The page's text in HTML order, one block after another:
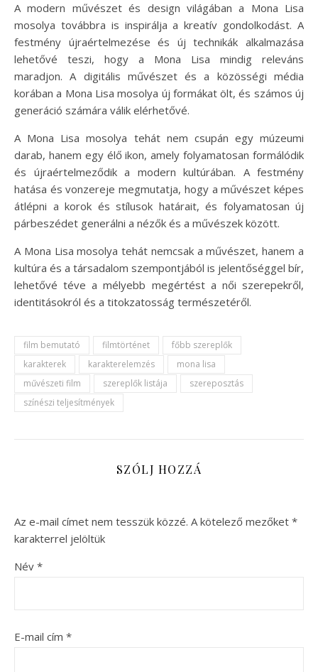
A modern művészet és design világában a Mona Lisa
mosolya továbbra is inspirálja a kreatív gondolkodást. A
festmény újraértelmezése és új technikák alkalmazása
lehetővé teszi, hogy a Mona Lisa mindig releváns
maradjon. A digitális művészet és a közösségi média
korában a Mona Lisa mosolya új formákat ölt, és számos új
generáció számára válik elérhetővé.
A Mona Lisa mosolya tehát nem csupán egy múzeumi
darab, hanem egy élő ikon, amely folyamatosan formálódik
és újraértelmeződik a modern kultúrában. A festmény
hatása és vonzereje megmutatja, hogy a művészet képes
átlépni a korok és stílusok határait, és folyamatosan új
párbeszédet generálni a nézők és a művészek között.
A Mona Lisa mosolya tehát nemcsak a művészet, hanem a
kultúra és a társadalom szempontjából is jelentőséggel bír,
lehetővé téve a mélyebb megértést a női szerepekről,
identitásokról és a titokzatosság természetéről.
film bemutató filmtörténet
főbb szereplők
karakterek
karakterelemzés
mona lisa
művészeti film
szereplők listája
szereposztás
színészi teljesítmények
SZÓLJ HOZZÁ
Az e-mail címet nem tesszük közzé. A kötelező mezőket *
karakterrel jelöltük
Név *
E-mail cím *